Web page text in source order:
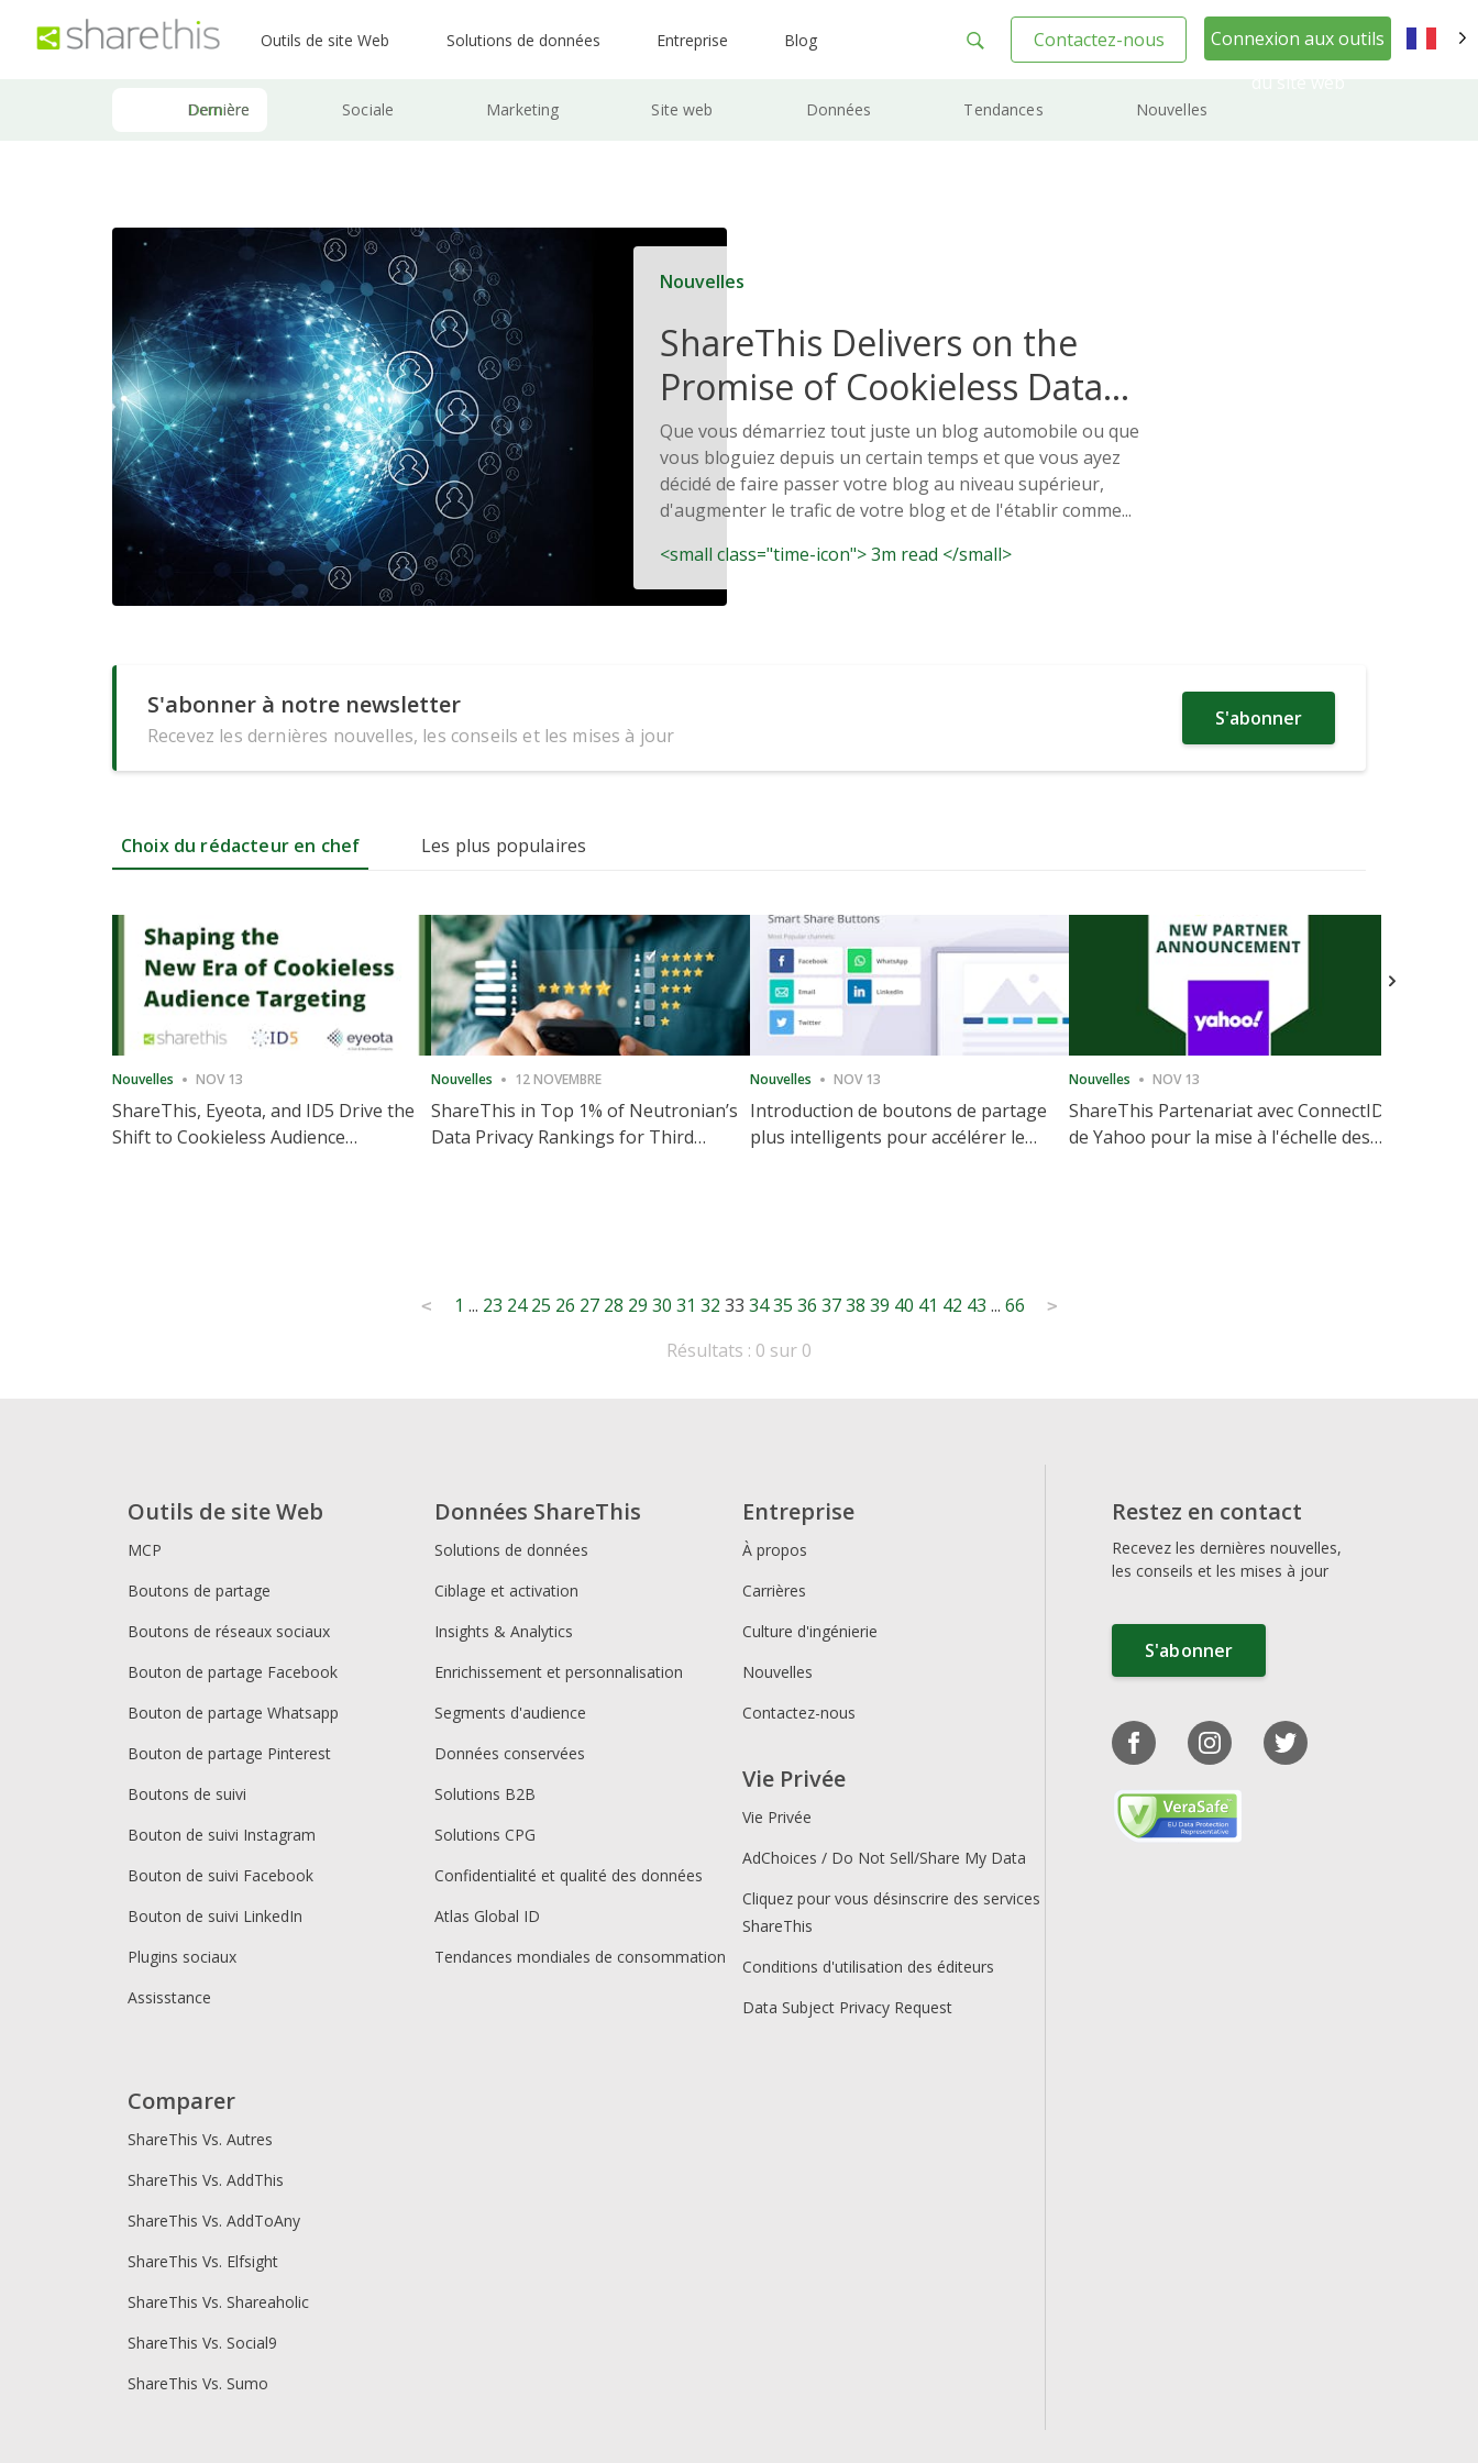
Outils de site Web Solutions de données Entreprise Blog Contactez-nous
Connexion aux outils
Dernière Sociale Marketing Site web Données Tendances Nouvelles
Nouvelles
ShareThis Delivers on the
Promise of Cookieless Data
Solutions
Que vous démarriez tout juste un blog automobile ou que
vous bloguiez depuis un certain temps et que vous ayez
décidé de faire passer votre blog au niveau supérieur,
d'augmenter le trafic de votre blog et de l'établir comme...
<small class="time-icon"> 3m read </small>
S'abonner à notre newsletter
Recevez les dernières nouvelles, les conseils et les mises à jour
S'abonner
Choix du rédacteur en chef Les plus populaires
Nouvelles NOV 13
ShareThis, Eyeota, and ID5 Drive the
Shift to Cookieless Audience
Nouvelles 12 NOVEMBRE
ShareThis in Top 1% of Neutronian’s
Data Privacy Rankings for Third
Nouvelles NOV 13
Introduction de boutons de partage
plus intelligents pour accélérer le
Nouvelles NOV 13
ShareThis Partenariat avec ConnectID
de Yahoo pour la mise à l'échelle des
< 1 ... 23 24 25 26 27 28 29 30 31 32 33 34 35 36 37 38 39 40 41 42 43 ... 66 >
Résultats : 0 sur 0
Outils de site Web
MCP
Boutons de partage
Boutons de réseaux sociaux
Bouton de partage Facebook
Bouton de partage Whatsapp
Bouton de partage Pinterest
Boutons de suivi
Bouton de suivi Instagram
Bouton de suivi Facebook
Bouton de suivi LinkedIn
Plugins sociaux
Assisstance
Données ShareThis
Solutions de données
Ciblage et activation
Insights & Analytics
Enrichissement et personnalisation
Segments d'audience
Données conservées
Solutions B2B
Solutions CPG
Confidentialité et qualité des données
Atlas Global ID
Tendances mondiales de consommation
Entreprise
À propos
Carrières
Culture d'ingénierie
Nouvelles
Contactez-nous
Vie Privée
Vie Privée
AdChoices / Do Not Sell/Share My Data
Cliquez pour vous désinscrire des services
ShareThis
Conditions d'utilisation des éditeurs
Data Subject Privacy Request
Comparer
ShareThis Vs. Autres
ShareThis Vs. AddThis
ShareThis Vs. AddToAny
ShareThis Vs. Elfsight
ShareThis Vs. Shareaholic
ShareThis Vs. Social9
ShareThis Vs. Sumo
Restez en contact
Recevez les dernières nouvelles,
les conseils et les mises à jour
S'abonner